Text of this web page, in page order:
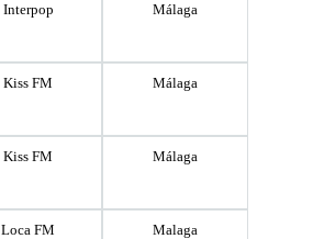
Interpop Málaga
Kiss FM Málaga
Kiss FM Málaga
Loca FM Malaga